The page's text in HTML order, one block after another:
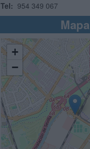
Tel: 954 349 067
Mapa
+
−